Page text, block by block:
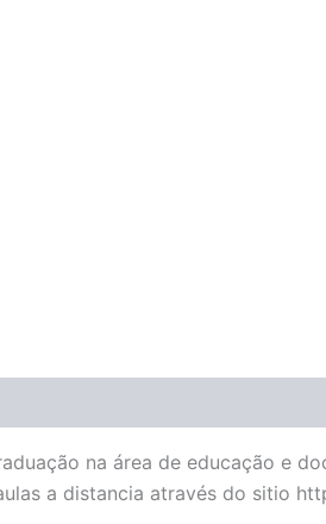
na área de educação e
a distancia através do sitio